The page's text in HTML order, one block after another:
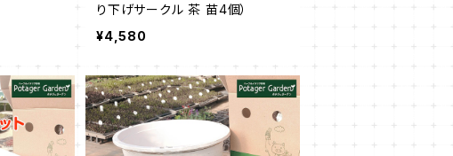
り下げサークル 茶 苗4個）
¥4,580